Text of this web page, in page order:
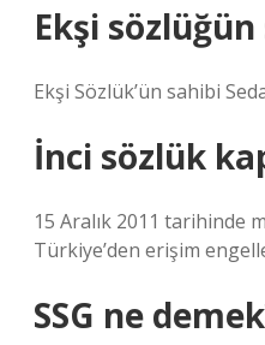
Ekşi
Ekşi Sözlük’ün sahibi
İnci sözlük
15 Aralık 2011 tarihinde
Türkiye’den erişim
SSG ne